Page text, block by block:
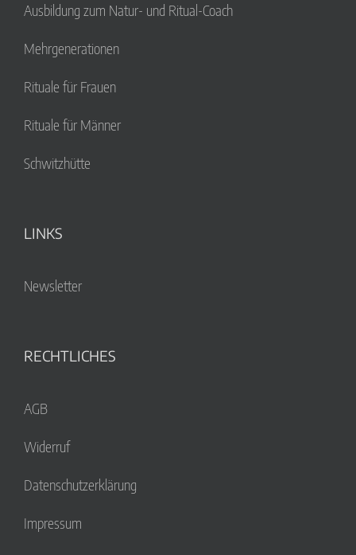
Ausbildung zum Natur- und Ritual-Coach
Mehrgenerationen
Rituale für Frauen
Rituale für Männer
Schwitzhütte
LINKS
Newsletter
RECHTLICHES
AGB
Widerruf
Datenschutzerklärung
Impressum